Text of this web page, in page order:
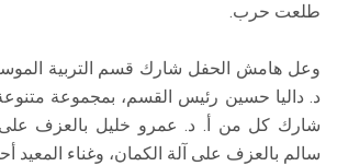
طلعت حرب.
وعل هامش الحفل شارك قسم التربية
د. داليا حسين رئيس القسم، بمجموعة
شارك كل من أ. د. عمرو خليل بالعزف على
سالم بالعزف على آلة الكمان، وغناء المعيد